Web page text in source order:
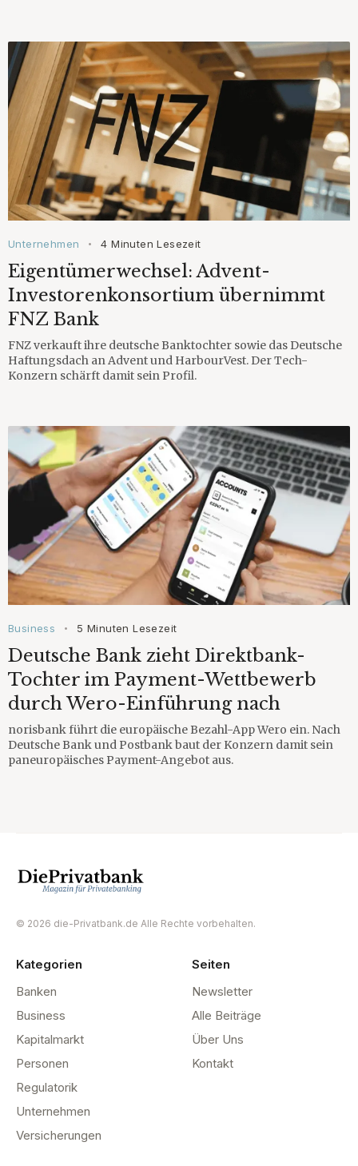
Unternehmen • 4 Minuten Lesezeit
Eigentümerwechsel: Advent-
Investorenkonsortium übernimmt
FNZ Bank
FNZ verkauft ihre deutsche Banktochter sowie das Deutsche
Haftungsdach an Advent und HarbourVest. Der Tech-
Konzern schärft damit sein Profil.
Business • 5 Minuten Lesezeit
Deutsche Bank zieht Direktbank-
Tochter im Payment-Wettbewerb
durch Wero-Einführung nach
norisbank führt die europäische Bezahl-App Wero ein. Nach
Deutsche Bank und Postbank baut der Konzern damit sein
paneuropäisches Payment-Angebot aus.
© 2026 die-Privatbank.de Alle Rechte vorbehalten.
Kategorien
Banken
Business
Kapitalmarkt
Personen
Regulatorik
Unternehmen
Versicherungen
Seiten
Newsletter
Alle Beiträge
Über Uns
Kontakt